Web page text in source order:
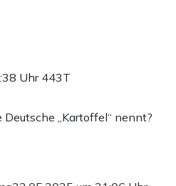
Uhr 443T
Deutsche „Kartoffel“ nennt?